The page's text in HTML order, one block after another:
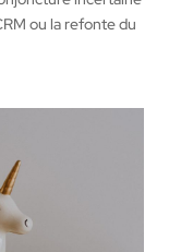
ou la refonte du